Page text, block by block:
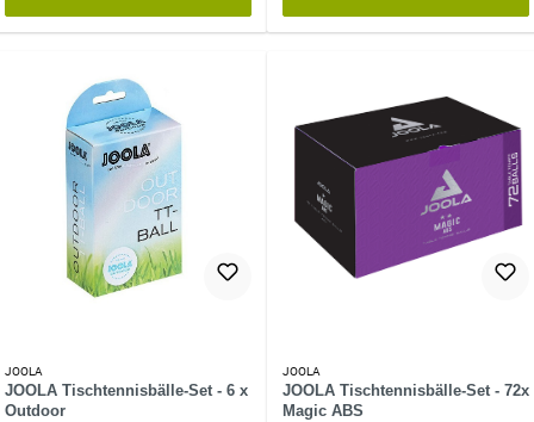
JOOLA
JOOLA Tischtennisbälle-Set - 6 x
Outdoor
JOOLA
JOOLA Tischtennisbälle-Set - 72x
Magic ABS